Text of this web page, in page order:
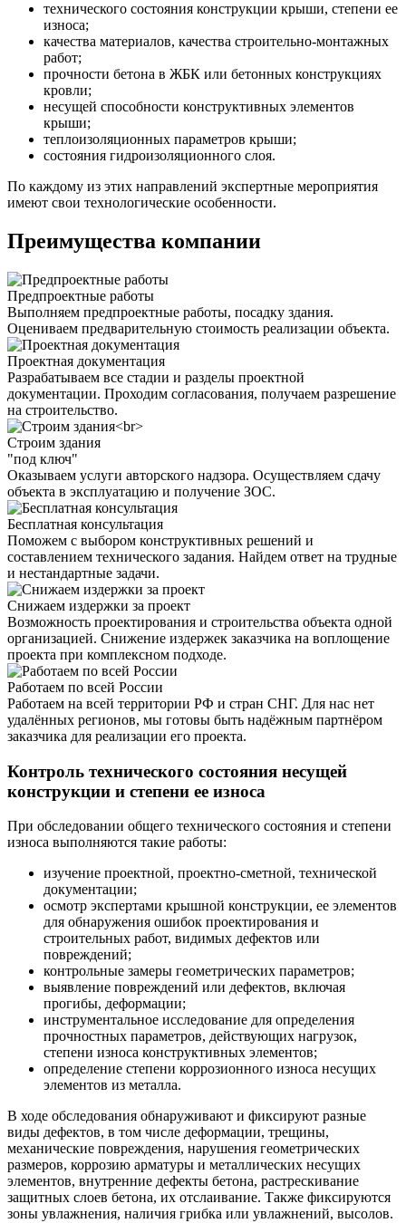
технического состояния конструкции крыши, степени ее
износа;
качества материалов, качества строительно-монтажных
работ;
прочности бетона в ЖБК или бетонных конструкциях
кровли;
несущей способности конструктивных элементов
крыши;
теплоизоляционных параметров крыши;
состояния гидроизоляционного слоя.
По каждому из этих направлений экспертные мероприятия
имеют свои технологические особенности.
Преимущества компании
Предпроектные работы
Выполняем предпроектные работы, посадку здания.
Оцениваем предварительную стоимость реализации объекта.
Проектная документация
Разрабатываем все стадии и разделы проектной
документации. Проходим согласования, получаем разрешение
на строительство.
Строим здания
"под ключ"
Оказываем услуги авторского надзора. Осуществляем сдачу
объекта в эксплуатацию и получение ЗОС.
Бесплатная консультация
Поможем с выбором конструктивных решений и
составлением технического задания. Найдем ответ на трудные
и нестандартные задачи.
Снижаем издержки за проект
Возможность проектирования и строительства объекта одной
организацией. Снижение издержек заказчика на воплощение
проекта при комплексном подходе.
Работаем по всей России
Работаем на всей территории РФ и стран СНГ. Для нас нет
удалённых регионов, мы готовы быть надёжным партнёром
заказчика для реализации его проекта.
Контроль технического состояния несущей
конструкции и степени ее износа
При обследовании общего технического состояния и степени
износа выполняются такие работы:
изучение проектной, проектно-сметной, технической
документации;
осмотр экспертами крышной конструкции, ее элементов
для обнаружения ошибок проектирования и
строительных работ, видимых дефектов или
повреждений;
контрольные замеры геометрических параметров;
выявление повреждений или дефектов, включая
прогибы, деформации;
инструментальное исследование для определения
прочностных параметров, действующих нагрузок,
степени износа конструктивных элементов;
определение степени коррозионного износа несущих
элементов из металла.
В ходе обследования обнаруживают и фиксируют разные
виды дефектов, в том числе деформации, трещины,
механические повреждения, нарушения геометрических
размеров, коррозию арматуры и металлических несущих
элементов, внутренние дефекты бетона, растрескивание
защитных слоев бетона, их отслаивание. Также фиксируются
зоны увлажнения, наличия грибка или увлажнений, высолов.